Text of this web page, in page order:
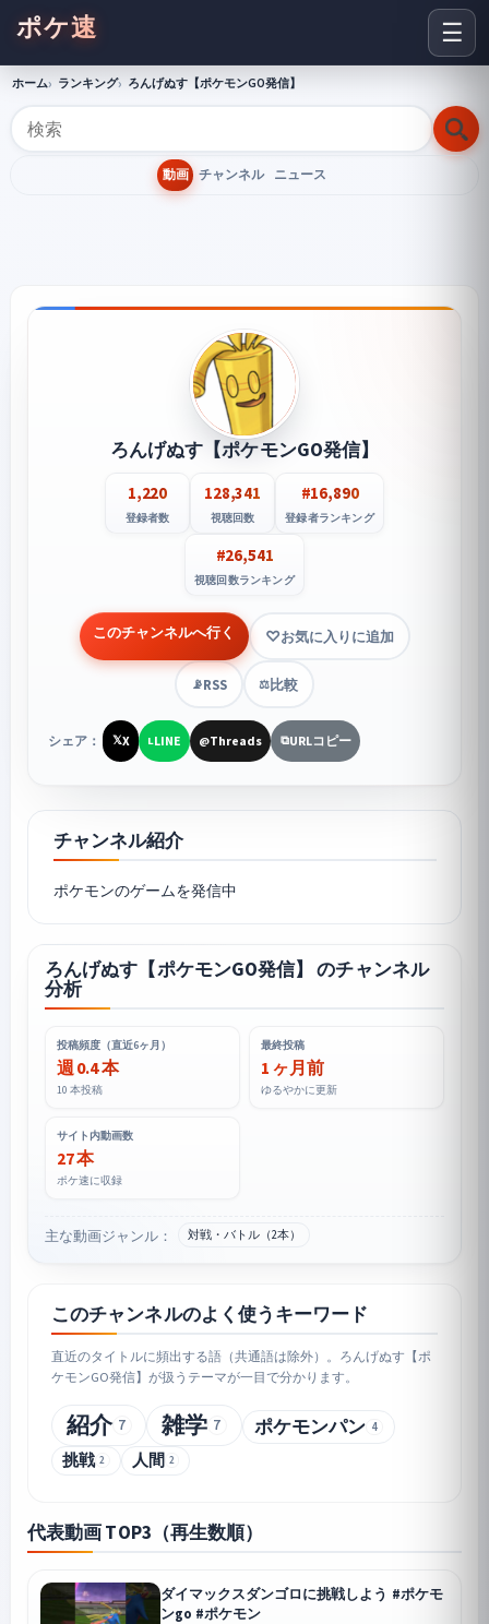
☰
ポケ速
ホーム ランキング ろんげぬす【ポケモンGO発信】
動画 チャンネル ニュース
ろんげぬす【ポケモンGO発信】
1,220
登録者数
128,341
視聴回数
#16,890
登録者ランキング
#26,541
視聴回数ランキング
このチャンネルへ行く お気に入りに追加
📡RSS ⚖️比較
シェア： 𝕏X LLINE @Threads ⧉URLコピー
チャンネル紹介
ポケモンのゲームを発信中
ろんげぬす【ポケモンGO発信】 のチャンネル
分析
投稿頻度（直近6ヶ月）
週 0.4 本
10 本投稿
最終投稿
1 ヶ月前
ゆるやかに更新
サイト内動画数
27 本
ポケ速に収録
主な動画ジャンル： 対戦・バトル（2本）
このチャンネルのよく使うキーワード
直近のタイトルに頻出する語（共通語は除外）。ろんげぬす【ポ
ケモンGO発信】が扱うテーマが一目で分かります。
紹介 7 雑学 7 ポケモンパン 4
挑戦 2 人間 2
代表動画 TOP3（再生数順）
ダイマックスダンゴロに挑戦しよう #ポケモ
ンgo #ポケモン